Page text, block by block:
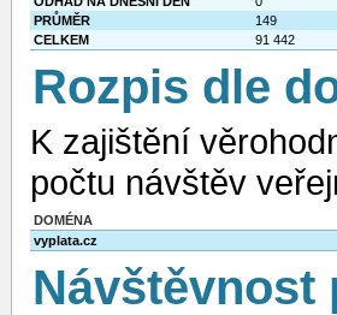
PRŮMĚR
149
CELKEM
91 442
Rozpis dle
K zajištění
počtu návštěv
DOMÉNA
vyplata.cz
Návštěvnost